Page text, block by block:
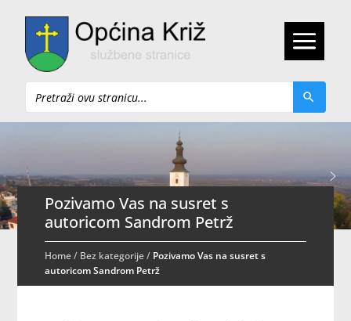
Pretraži
Pozivamo Vas na susret s
autoricom Sandrom Petrž
Home/ Bez kategorije/ Pozivamo Vas na susret s
autoricom Sandrom Petrž